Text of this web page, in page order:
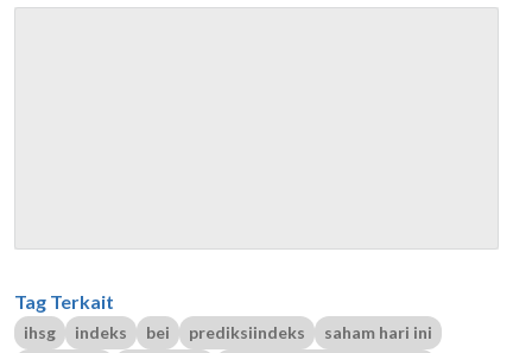
Tag Terkait
ihsg indeks bei prediksiindeks
saham hari ini